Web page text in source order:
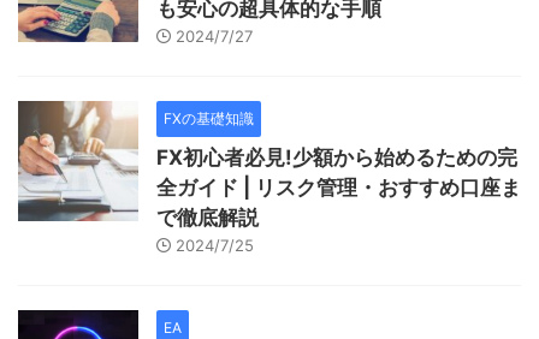
も安心の超具体的な手順
2024/7/27
FXの基礎知識
FX初心者必見!少額から始めるための完
全ガイド | リスク管理・おすすめ口座ま
で徹底解説
2024/7/25
EA